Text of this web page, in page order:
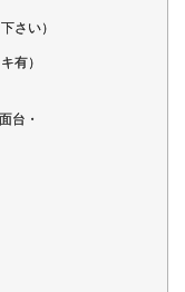
さい）
有）
台・